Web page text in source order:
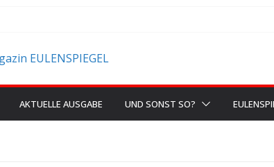
AKTUELLE AUSGABE UND SONST SO?